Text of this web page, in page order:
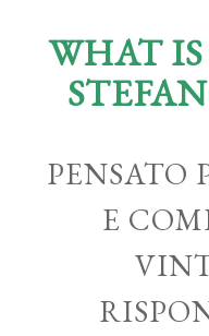
WHAT
PENSATO
E